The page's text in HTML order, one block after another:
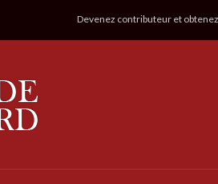
Devenez contributeur et